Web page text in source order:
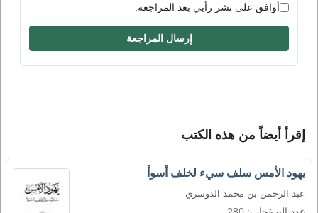
أوافق على نشر رأيي بعد المراجعة.
إرسال المراجعة
إقرأ أيضاً من هذه الكتب
يهود الأمس سلف سيء لخلف أسوأ
عبد الرحمن بن محمد الدوسري